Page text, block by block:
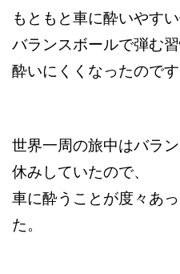
もともと車に酔いやす
バランスボールで弾む
酔いにくくなったのです
世界一周の旅中はバラ
休みしていたので、
車に酔うことが度々あ
た。